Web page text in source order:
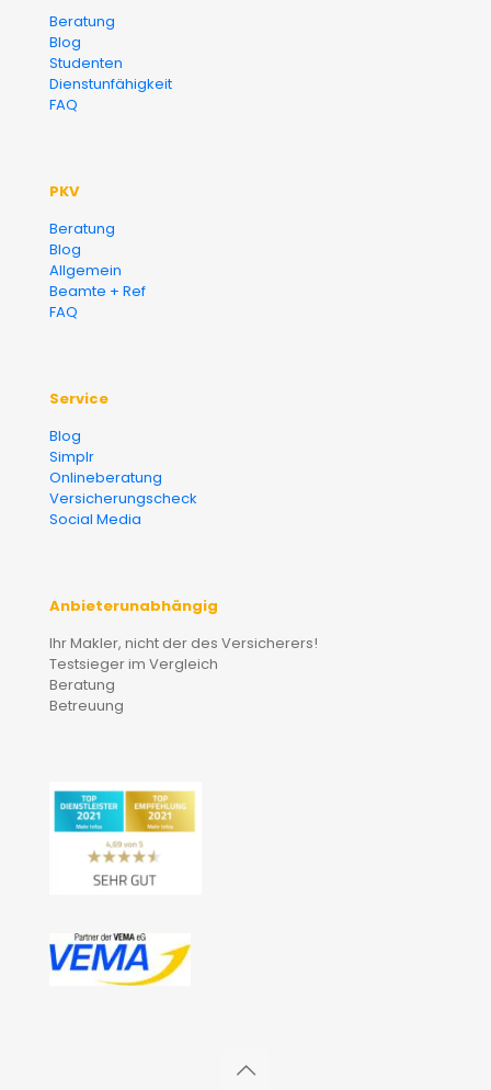
Beratung
Blog
Studenten
Dienstunfähigkeit
FAQ
PKV
Beratung
Blog
Allgemein
Beamte + Ref
FAQ
Service
Blog
Simplr
Onlineberatung
Versicherungscheck
Social Media
Anbieterunabhängig
Ihr Makler, nicht der des Versicherers!
Testsieger im Vergleich
Beratung
Betreuung